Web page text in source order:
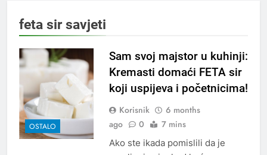
feta sir savjeti
OSTALO
Sam svoj majstor u kuhinji:
Kremasti domaći FETA sir
koji uspijeva i početnicima!
Korisnik
6 months
ago
0 7 mins
Ako ste ikada pomislili da je